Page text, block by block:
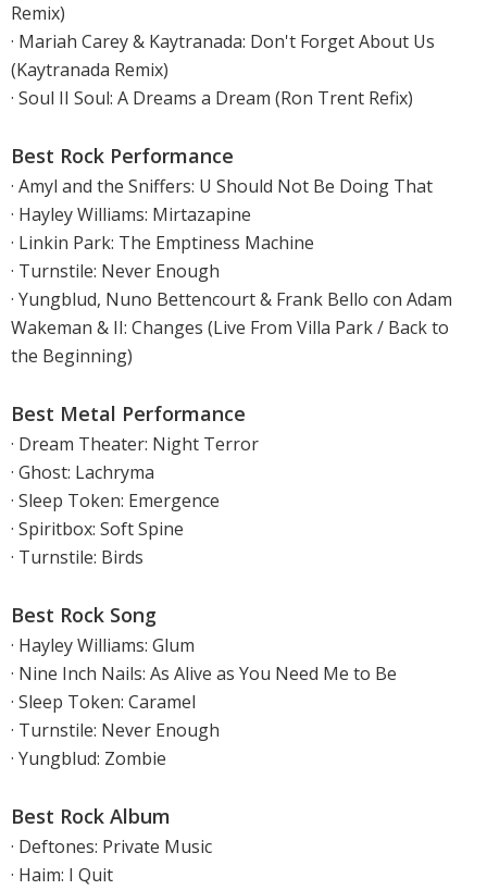
Remix)
· Mariah Carey & Kaytranada: Don't Forget About Us
(Kaytranada Remix)
· Soul II Soul: A Dreams a Dream (Ron Trent Refix)
Best Rock Performance
· Amyl and the Sniffers: U Should Not Be Doing That
· Hayley Williams: Mirtazapine
· Linkin Park: The Emptiness Machine
· Turnstile: Never Enough
· Yungblud, Nuno Bettencourt & Frank Bello con Adam
Wakeman & II: Changes (Live From Villa Park / Back to
the Beginning)
Best Metal Performance
· Dream Theater: Night Terror
· Ghost: Lachryma
· Sleep Token: Emergence
· Spiritbox: Soft Spine
· Turnstile: Birds
Best Rock Song
· Hayley Williams: Glum
· Nine Inch Nails: As Alive as You Need Me to Be
· Sleep Token: Caramel
· Turnstile: Never Enough
· Yungblud: Zombie
Best Rock Album
· Deftones: Private Music
· Haim: I Quit